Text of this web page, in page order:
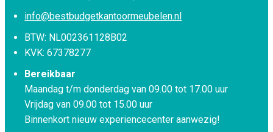
info@bestbudgetkantoormeubelen.nl
BTW: NL002361128B02
KVK: 67378277
Bereikbaar
Maandag t/m donderdag van 09.00 tot 17.00 uur
Vrijdag van 09.00 tot 15.00 uur
Binnenkort nieuw experiencecenter aanwezig!